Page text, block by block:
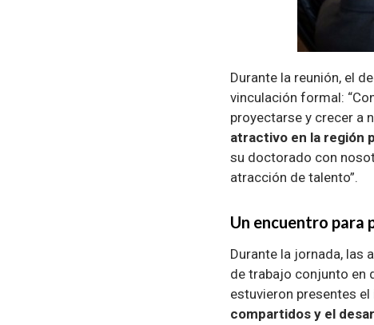
Durante la reunión, el
vinculación formal:
proyectarse y crecer a
atractivo en la región
su doctorado con
atracción de talento”.
Un encuentro para
Durante la jornada, las
de trabajo conjunto en
estuvieron presentes el
compartidos y el